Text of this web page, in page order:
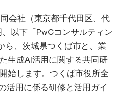
会社（東京都千代田区、代
以下「PwCコンサルティン
ら、茨城県つくば市と、業
生成AI活用に関する共同研
始します。つくば市役所全
活用に係る研修と活用ガイ